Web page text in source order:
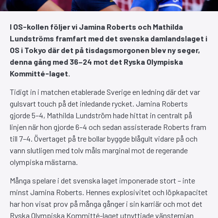
I OS-kollen följer vi Jamina Roberts och Mathilda
Lundströms framfart med det svenska damlandslaget i
OS i Tokyo där det på tisdagsmorgonen blev ny seger,
denna gång med 36–24 mot det Ryska Olympiska
Kommitté-laget.
Tidigt in i matchen etablerade Sverige en ledning där det var
gulsvart touch på det inledande rycket. Jamina Roberts
gjorde 5–4, Mathilda Lundström hade hittat in centralt på
linjen när hon gjorde 6–4 och sedan assisterade Roberts fram
till 7–4. Övertaget på tre bollar byggde blågult vidare på och
vann slutligen med tolv måls marginal mot de regerande
olympiska mästarna.
Många spelare i det svenska laget imponerade stort – inte
minst Jamina Roberts. Hennes explosivitet och löpkapacitet
har hon visat prov på många gånger i sin karriär och mot det
Ryska Olympiska Kommitté-laget utnyttjade vänsternian